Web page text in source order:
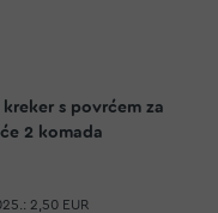
s povrćem za
2 komada
2,50 EUR